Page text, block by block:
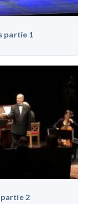
partie 1
2